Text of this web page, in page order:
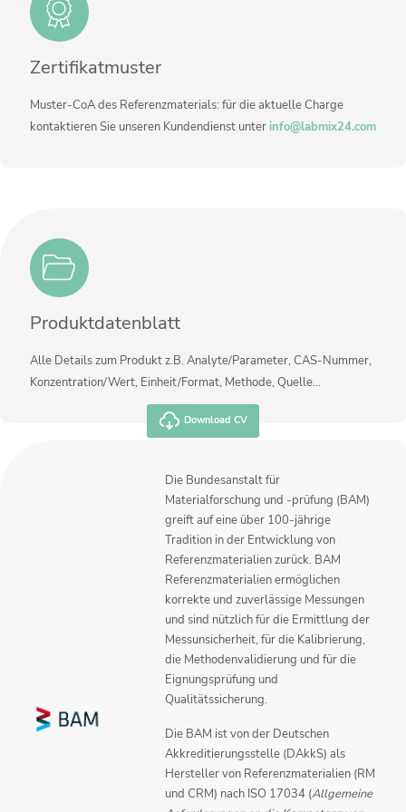
Zertifikatmuster
Muster-CoA des Referenzmaterials: für die aktuelle Charge
kontaktieren Sie unseren Kundendienst unterinfo@labmix24.com
Produktdatenblatt
Alle Details zum Produkt z.B. Analyte/Parameter, CAS-Nummer,
Konzentration/Wert, Einheit/Format, Methode, Quelle…
Download CV
Die Bundesanstalt für
Materialforschung und -prüfung (BAM)
greift auf eine über 100-jährige
Tradition in der Entwicklung von
Referenzmaterialien zurück. BAM
Referenzmaterialien ermöglichen
korrekte und zuverlässige Messungen
und sind nützlich für die Ermittlung der
Messunsicherheit, für die Kalibrierung,
die Methodenvalidierung und für die
Eignungsprüfung und
Qualitätssicherung.
Die BAM ist von der Deutschen
Akkreditierungsstelle (DAkkS) als
Hersteller von Referenzmaterialien (RM
und CRM) nach ISO 17034 (Allgemeine